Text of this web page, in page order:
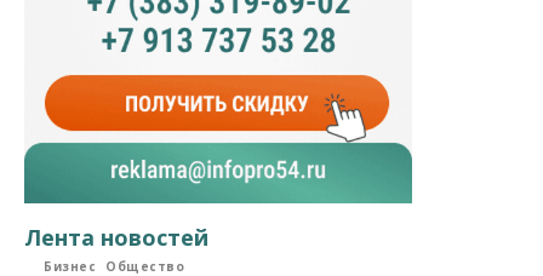
Лента новостей
Бизнес Общество